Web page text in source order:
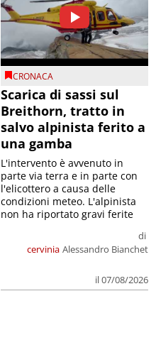
CRONACA
Scarica di sassi sul
Breithorn, tratto in
salvo alpinista ferito a
una gamba
cervinia
di
Alessandro Bianchet
il 07/08/2026
L'intervento è avvenuto in
parte via terra e in parte con
l'elicottero a causa delle
condizioni meteo. L'alpinista
non ha riportato gravi ferite